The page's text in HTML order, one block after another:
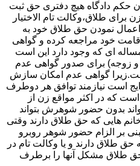
حکم دادگاه هیچ دفتری حق ثبت
برای طلاق،وکالت تام الاختیار
اعمال نمودن حق طلاق خود به
خود مراجعه کرده و گواهی
ای که وجود دارد این است
زوجه) برای صدور گواهی عدم
گواهی عدم امکان سازش
است نیازمند توافق هر دوطرف
که در اکثر مواقع زن از
بدون حضور شوهرش بتواند
هایی که حق طلاق دارند وقتی
بر الزام حضور شوهر روبرو
طلاق دارند و یا وکالت تام در
حق طلاق مشکل آنها را برطرف